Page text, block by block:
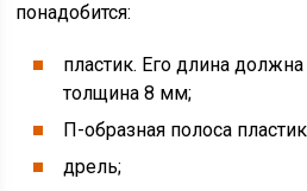
понадобится:
пластик. Его длина
толщина 8 мм;
П-образная полоса
дрель;